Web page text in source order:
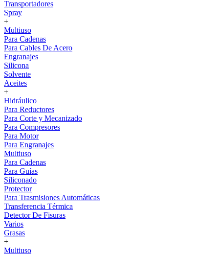
Transportadores
Spray
+
Multiuso
Para Cadenas
Para Cables De Acero
Engranajes
Silicona
Solvente
Aceites
+
Hidráulico
Para Reductores
Para Corte y Mecanizado
Para Compresores
Para Motor
Para Engranajes
Multiuso
Para Cadenas
Para Guías
Siliconado
Protector
Para Trasmisiones Automáticas
Transferencia Térmica
Detector De Fisuras
Varios
Grasas
+
Multiuso